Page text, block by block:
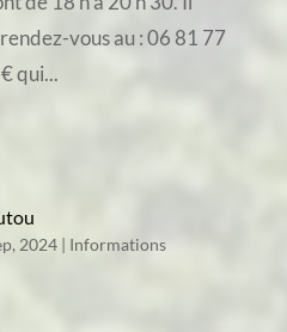
vous au : 06 81 77
qui...
2024| Informations